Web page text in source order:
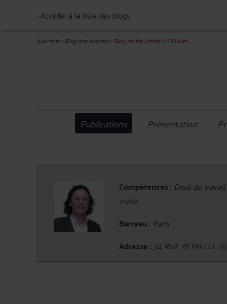
<Accéder à la liste des blogs
Avocat.fr>Blog des avocats>Blog de Me Frédéric CHHUM
Publications Présentation
Compétences : Droit du
civile
Barreau : Paris
Adresse : 34 RUE PETRELLE